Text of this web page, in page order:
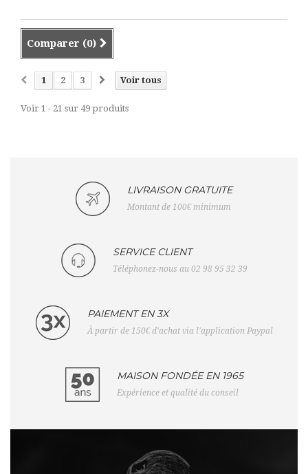
Comparer (0)
Voir tous
1 2 3
Voir 1 - 21 sur 49 produits
LIVRAISON GRATUITE
Montant de 100€ minimum
SERVICE CLIENT
Téléphonez-nous au 02 98 95 32 39
PAIEMENT EN 3X
À partir de 150€ d'achat via l'application Paypal
MAISON FONDÉE EN 1965
Expérience et qualité du conseil